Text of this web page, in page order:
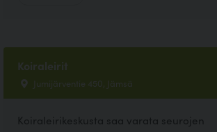
Koiraleirit
Jumijärventie 450, Jämsä
Koiraleirikeskusta saa varata seurojen